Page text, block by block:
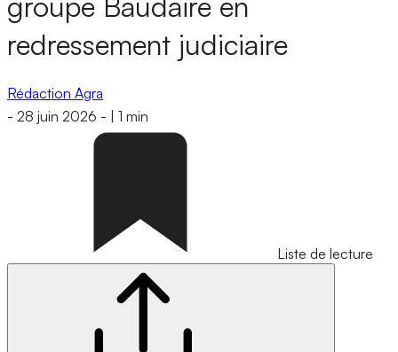
redressement judiciaire
Rédaction Agra
- 28 juin 2026 - 1 min
Liste de lecture